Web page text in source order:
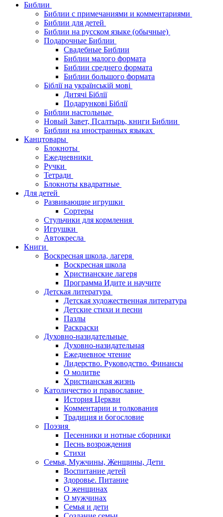
Библии
Библии с примечаниями и комментариями
Библии для детей
Библии на русском языке (обычные)
Подарочные Библии
Свадебные Библии
Библии малого формата
Библии среднего формата
Библии большого формата
Біблії на українській мові
Дитячі Біблії
Подарункові Біблії
Библии настольные
Новый Завет, Псалтырь, книги Библии
Библии на иностранных языках
Канцтовары
Блокноты
Ежедневники
Ручки
Тетради
Блокноты квадратные
Для детей
Развивающие игрушки
Сортеры
Стульчики для кормления
Игрушки
Автокресла
Книги
Воскресная школа, лагеря
Воскресная школа
Христианские лагеря
Программа Идите и научите
Детская литература
Детская художественная литература
Детские стихи и песни
Пазлы
Раскраски
Духовно-назидательные
Духовно-назидательная
Ежедневное чтение
Лидерство. Руководство. Финансы
О молитве
Христианская жизнь
Католичество и православие
История Церкви
Комментарии и толкования
Традиция и богословие
Поэзия
Песенники и нотные сборники
Песнь возрождения
Стихи
Семья, Мужчины, Женщины, Дети
Воспитание детей
Здоровье. Питание
О женщинах
О мужчинах
Семья и дети